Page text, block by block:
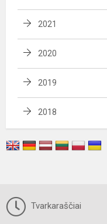
2021
2020
2019
2018
Tvarkaraščiai